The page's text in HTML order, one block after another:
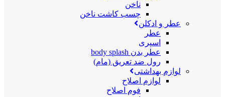
ناخن
چسب کاشت ناخن
عطر و ادکلن
عطر
اسپری
عطر بدن body splash
رول ضد تعریق (مام)
لوازم بهداشتی
لوازم اصلاح
فوم اصلاح